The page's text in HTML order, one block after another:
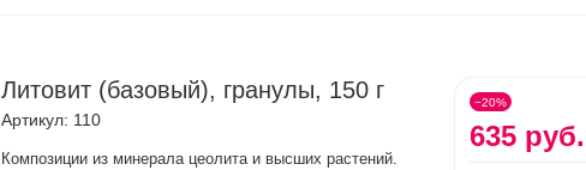
Литовит (базовый), гранулы, 150 г
Артикул: 110
Композиции из минерала цеолита и высших растений.
−20%
635 руб.